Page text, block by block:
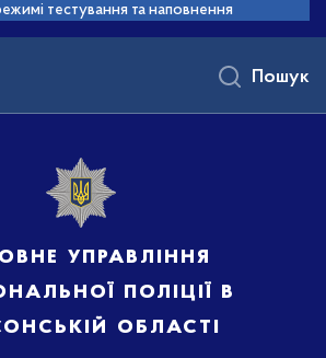
тестування та наповнення
управління
поліції в
області
Пошук